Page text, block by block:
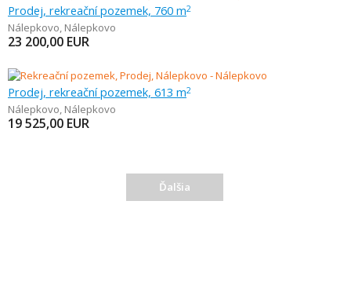
Prodej, rekreační pozemek, 760 m2
Nálepkovo, Nálepkovo
23 200,00 EUR
Prodej, rekreační pozemek, 613 m2
Nálepkovo, Nálepkovo
19 525,00 EUR
Ďalšia